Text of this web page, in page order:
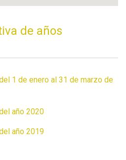
de años
1 de enero al 31 de marzo de
año 2020
año 2019